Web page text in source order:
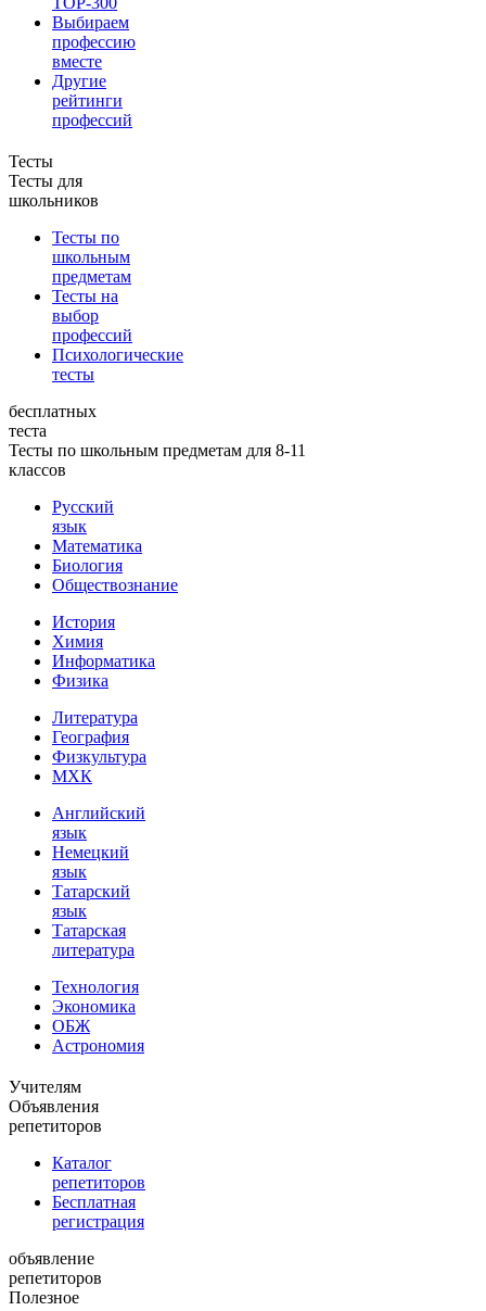
Выбираем
профессию
вместе
Другие
рейтинги
профессий
Тесты
Тесты для
школьников
Тесты по
школьным
предметам
Тесты на
выбор
профессий
Психологические
тесты
бесплатных
теста
Тесты по школьным предметам для 8-11
классов
Русский
язык
Математика
Биология
Обществознание
История
Химия
Информатика
Физика
Литература
География
Физкультура
МХК
Английский
язык
Немецкий
язык
Татарский
язык
Татарская
литература
Технология
Экономика
ОБЖ
Астрономия
Учителям
Объявления
репетиторов
Каталог
репетиторов
Бесплатная
регистрация
объявление
репетиторов
Полезное